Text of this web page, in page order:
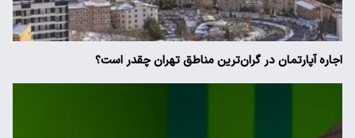
اجاره آپارتمان در گران‌ترین مناطق تهران چقدر است؟